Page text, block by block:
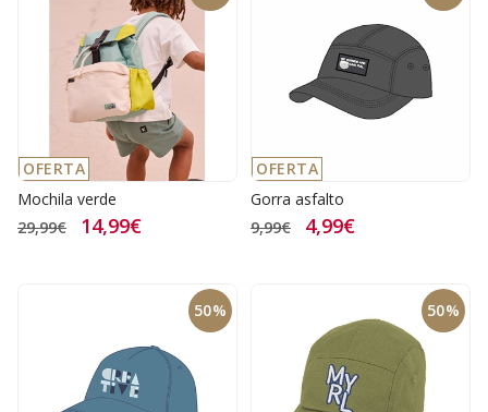
OFERTA
Mochila verde
29,99€
14,99€
OFERTA
Gorra asfalto
9,99€
4,99€
50% 50%